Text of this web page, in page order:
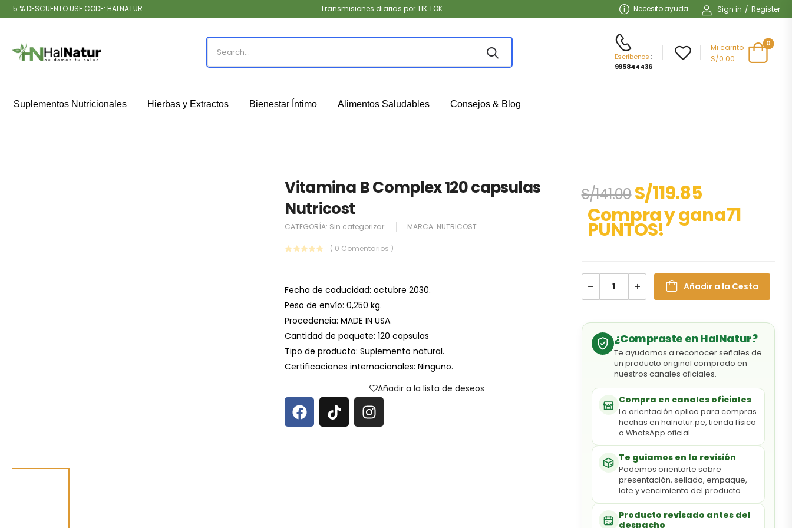
5 % DESCUENTO USE CODE: HALNATUR Transmisiones diarias por TIK TOK Necesito ayuda Sign in / Register
Escribenos:
995844436
Mi carrito
S/0.00
0
Suplementos Nutricionales Hierbas y Extractos Bienestar Íntimo Alimentos Saludables Consejos & Blog
Vitamina B Complex 120 capsulas
Nutricost
CATEGORÍA: Sin categorizar MARCA: NUTRICOST
( 0 Comentarios )
Fecha de caducidad: octubre 2030.
Peso de envío: 0,250 kg.
Procedencia: MADE IN USA.
Cantidad de paquete: 120 capsulas
Tipo de producto: Suplemento natural.
Certificaciones internacionales: Ninguno.
Añadir a la lista de deseos
S/141.00S/119.85
Compra y gana71
PUNTOS!
Añadir a la Cesta
¿Compraste en HalNatur?
Te ayudamos a reconocer señales de
un producto original comprado en
nuestros canales oficiales.
Compra en canales oficiales
La orientación aplica para compras
hechas en halnatur.pe, tienda física
o WhatsApp oficial.
Te guiamos en la revisión
Podemos orientarte sobre
presentación, sellado, empaque,
lote y vencimiento del producto.
Producto revisado antes del
despacho